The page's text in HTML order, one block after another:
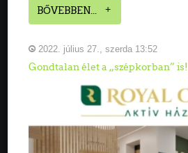
BŐVEBBEN...
2022. július 27., szerda 13:52
Gondtalan élet a „szépkorban” is!